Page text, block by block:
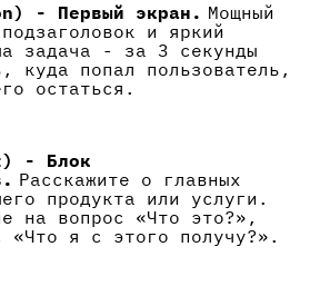
- Первый экран. Мощный
и яркий
задача - за 3 секунды
куда попал пользователь,
остаться.
- Блок
Расскажите о главных
продукта или услуги.
на вопрос «Что это?»,
«Что я с этого получу?».